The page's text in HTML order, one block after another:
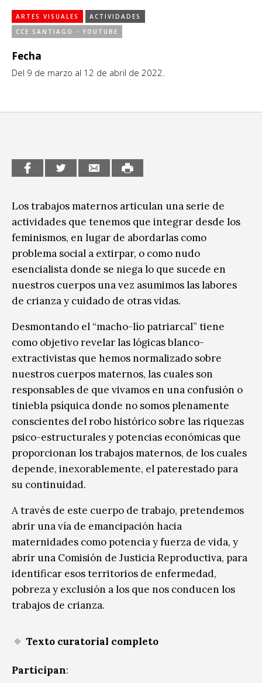
Sitios de interés
Escénicas
Formación
Infantil / Juvenil
Radio / Podcast
ARTES VISUALES
ACTIVIDADES
CCE SANTIAGO - YOUTUBE
Fecha
Del 9 de marzo al 12 de abril de 2022.
Los trabajos maternos articulan una serie de
actividades que tenemos que integrar desde los
feminismos, en lugar de abordarlas como
problema social a extirpar, o como nudo
esencialista donde se niega lo que sucede en
nuestros cuerpos una vez asumimos las labores
de crianza y cuidado de otras vidas.
Desmontando el “macho-lío patriarcal” tiene
como objetivo revelar las lógicas blanco-
extractivistas que hemos normalizado sobre
nuestros cuerpos maternos, las cuales son
responsables de que vivamos en una confusión o
tiniebla psíquica donde no somos plenamente
conscientes del robo histórico sobre las riquezas
psico-estructurales y potencias económicas que
proporcionan los trabajos maternos, de los cuales
depende, inexorablemente, el paterestado para
su continuidad.
A través de este cuerpo de trabajo, pretendemos
abrir una vía de emancipación hacia
maternidades como potencia y fuerza de vida, y
abrir una Comisión de Justicia Reproductiva, para
identificar esos territorios de enfermedad,
pobreza y exclusión a los que nos conducen los
trabajos de crianza.
Texto curatorial completo
Participan: